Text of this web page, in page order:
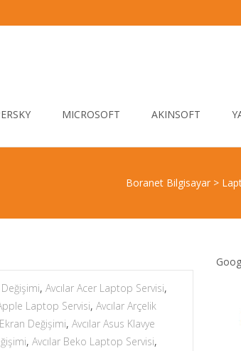
MICROSOFT AKINSOFT
Boranet Bilgisayar >
Değişimi, Avcılar Acer Laptop Servisi,
Laptop Servisi, Avcılar Arçelik
Değişimi, Avcılar Asus Klavye
, Avcılar Beko Laptop Servisi,